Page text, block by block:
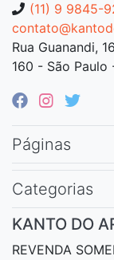
(11) 9 9845-
Rua Guanandi,
160 - São Paulo
Páginas
Categorias
KANTO DO
REVENDA